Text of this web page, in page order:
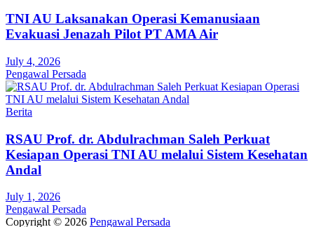
TNI AU Laksanakan Operasi Kemanusiaan
Evakuasi Jenazah Pilot PT AMA Air
July 4, 2026
Pengawal Persada
Berita
RSAU Prof. dr. Abdulrachman Saleh Perkuat
Kesiapan Operasi TNI AU melalui Sistem Kesehatan
Andal
July 1, 2026
Pengawal Persada
Copyright © 2026 Pengawal Persada